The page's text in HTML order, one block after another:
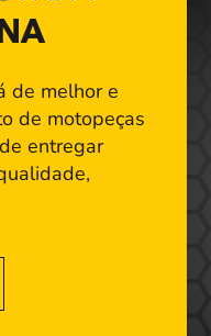
de melhor e
de motopeças
de entregar